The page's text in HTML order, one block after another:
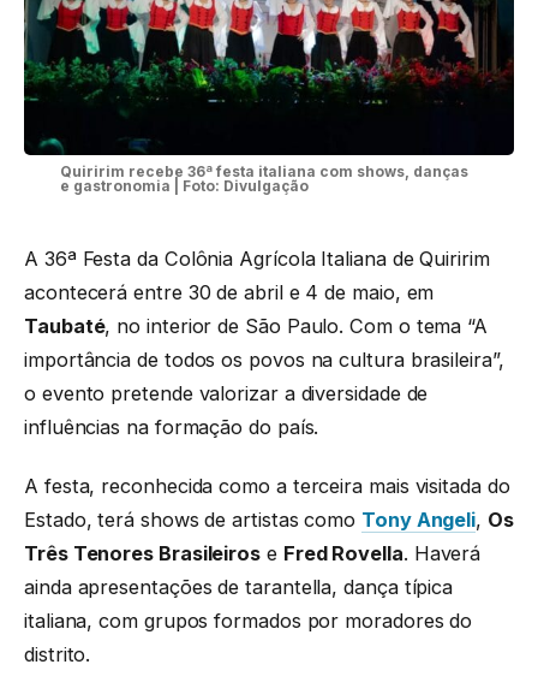
Quiririm recebe 36ª festa italiana com shows, danças
e gastronomia | Foto: Divulgação
A 36ª Festa da Colônia Agrícola Italiana de Quiririm
acontecerá entre 30 de abril e 4 de maio, em
Taubaté, no interior de São Paulo. Com o tema “A
importância de todos os povos na cultura brasileira”,
o evento pretende valorizar a diversidade de
influências na formação do país.
A festa, reconhecida como a terceira mais visitada do
Estado, terá shows de artistas como Tony Angeli, Os
Três Tenores Brasileiros e Fred Rovella. Haverá
ainda apresentações de tarantella, dança típica
italiana, com grupos formados por moradores do
distrito.